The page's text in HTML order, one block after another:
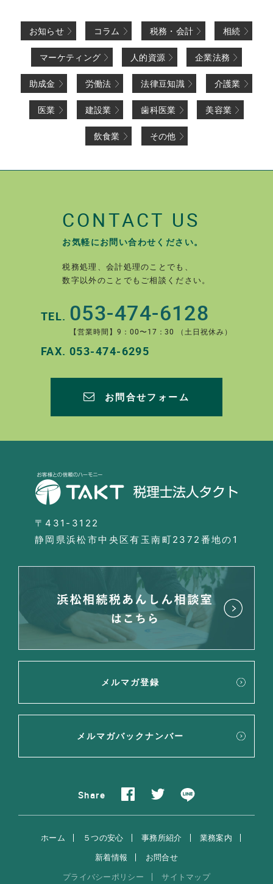
お知らせ コラム 税務・会計 相続
マーケティング 人的資源 企業法務
助成金 労働法 法律豆知識 介護業
医業 建設業 歯科医業 美容業
飲食業 その他
CONTACT US
お気軽にお問い合わせください。
税務処理、会計処理のことでも、
数字以外のことでもご相談ください。
TEL. 053-474-6128
【営業時間】9：00〜17：30 （土日祝休み）
FAX. 053-474-6295
お問合せフォーム
〒431-3122
静岡県浜松市中央区有玉南町2372番地の1
メルマガ登録
メルマガバックナンバー
Share
ホーム ５つの安心 事務所紹介
業務案内
新着情報
お問合せ
プライバシーポリシー
サイトマップ